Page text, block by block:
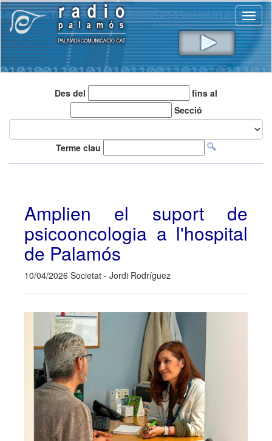
Des del
fins al
Secció
Terme clau
Amplien el suport de
psicooncologia a l'hospital
de Palamós
10/04/2026 Societat - Jordi Rodríguez